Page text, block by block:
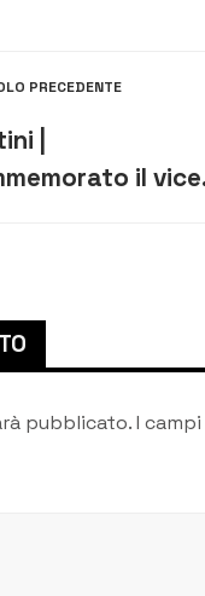
PRECEDENTE
|
il vice
pubblicato.I